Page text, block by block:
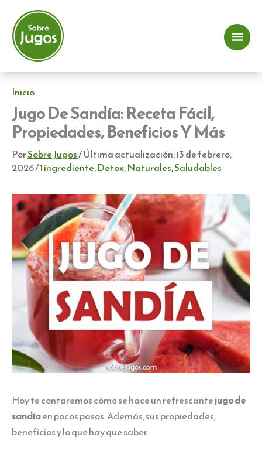
contenido
Inicio
Jugo De Sandía: Receta Fácil,
Propiedades, Beneficios Y Más
PorSobre Jugos/ Última actualización:13 de febrero,
2026/1 ingrediente,Detox,Naturales,Saludables
Hoy te contaremos cómo se hace un refrescantejugo de
sandíaen pocos pasos. Además, sus propiedades,
beneficios y lo que hay que saber.